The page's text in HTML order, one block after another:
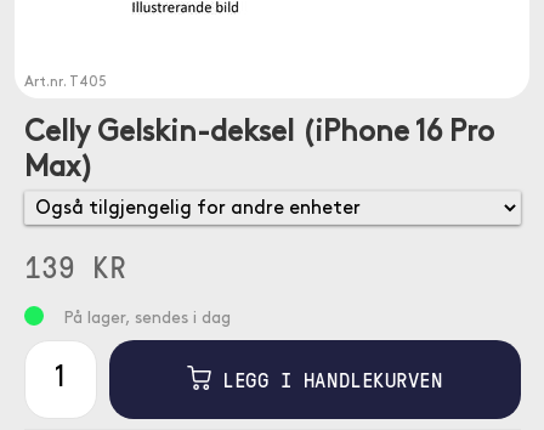
Art.nr. T405
Celly Gelskin-deksel (iPhone 16 Pro
Max)
139 KR
På lager, sendes i dag
LEGG I HANDLEKURVEN